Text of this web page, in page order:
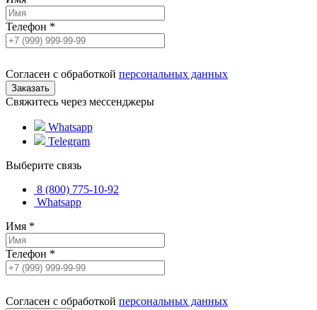
Телефон *
Согласен с обработкой персональных данных
Свяжитесь через мессенджеры
Whatsapp
Telegram
Выберите связь
8 (800) 775-10-92
Whatsapp
Имя *
Телефон *
Согласен с обработкой персональных данных